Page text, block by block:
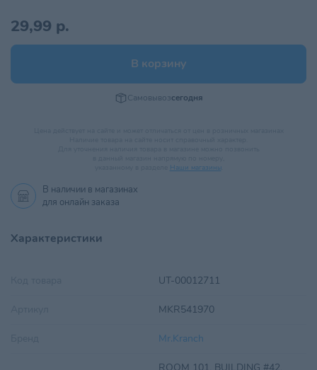
29,99 р.
В корзину
Самовывозсегодня
Наши магазины.
В наличии в магазинах
для онлайн заказа
Характеристики
UT-00012711
MKR541970
Mr.Kranch